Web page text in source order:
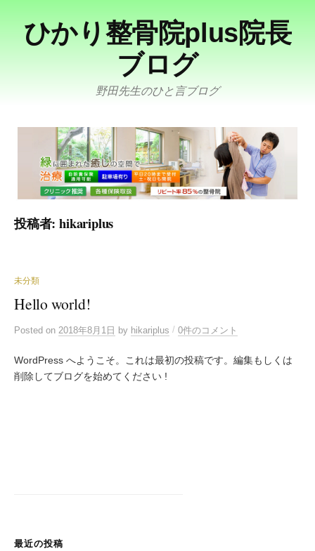
ンひかり整骨院plus院長
ブログ
野田先生のひと言ブログ
投稿者:hikariplus
未分類
Hello world!
Posted on 2018年8月1日 by hikariplus / 0件のコメント
WordPress へようこそ。これは最初の投稿です。編集もしくは
削除してブログを始めてください !
最近の投稿